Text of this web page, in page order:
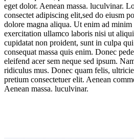
eget dolor. Aenean massa. luculvinar.
consectet adipiscing elit,sed do eiusm
dolore magna aliqua. Ut enim ad
exercitation ullamco laboris nisi ut
cupidatat non proident, sunt in culpa
consequat massa quis enim. Donec
eleifend acer sem neque sed ipsum.
ridiculus mus. Donec quam felis,
pretium consectetuer elit. Aenean
Aenean massa. luculvinar.